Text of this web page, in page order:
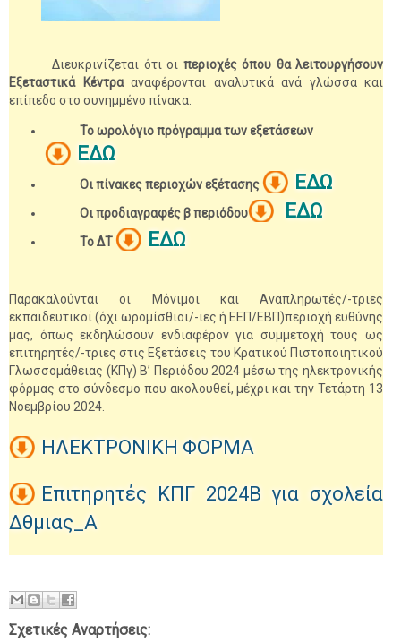
Διευκρινίζεται ότι οι περιοχές όπου θα λειτουργήσουν
Εξεταστικά Κέντρααναφέρονται αναλυτικά ανά γλώσσα και
επίπεδο στο συνημμένο πίνακα.
Το ωρολόγιο πρόγραμμα των εξετάσεων
ΕΔΩ
Οι πίνακες περιοχών εξέτασης ΕΔΩ
Οι προδιαγραφές β περιόδου ΕΔΩ
Το ΔΤ ΕΔΩ
Παρακαλούνται οι Μόνιμοι και Αναπληρωτές/-τριες
εκπαιδευτικοί (όχι ωρομίσθιοι/-ιες ή ΕΕΠ/ΕΒΠ)περιοχή ευθύνης
μας, όπως εκδηλώσουν ενδιαφέρον για συμμετοχή τους ως
επιτηρητές/-τριες στις Εξετάσεις του Κρατικού Πιστοποιητικού
Γλωσσομάθειας (ΚΠγ) Β’ Περιόδου 2024 μέσω της ηλεκτρονικής
φόρμας στο σύνδεσμο που ακολουθεί, μέχρι και την Τετάρτη 13
Νοεμβρίου 2024.
ΗΛΕΚΤΡΟΝΙΚΗ ΦΟΡΜΑ
Επιτηρητές ΚΠΓ 2024Β για σχολεία
Δθμιας_Α
Σχετικές Αναρτήσεις: